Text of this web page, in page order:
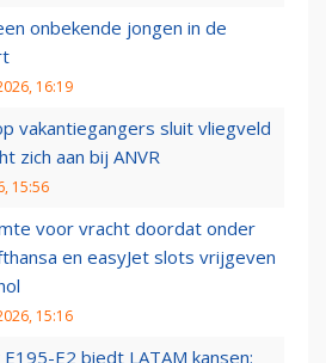
onbekende jongen in de
16:19
vakantiegangers sluit vliegveld
zich aan bij ANVR
15:56
voor vracht doordat onder
en easyJet slots vrijgeven
15:16
E2 biedt LATAM kansen: